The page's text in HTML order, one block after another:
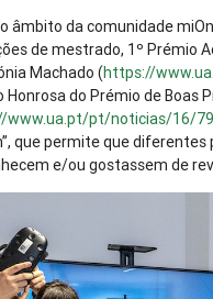
âmbito da comunidade
de mestrado, 1º Prémio
Machado (https://
do Prémio de Boas
www.ua.pt/pt/noticias/16/
que permite que
e/ou gostassem de